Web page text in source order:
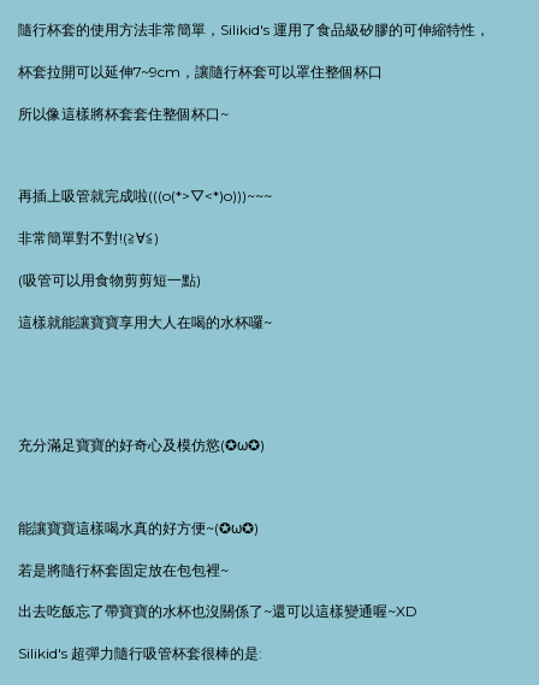
隨行杯套的使用方法非常簡單， Silikid's 運用了食品級矽膠的可伸縮特性，
杯套拉開可以延伸7~9cm ，讓隨行杯套可以罩住整個杯口
所以像這樣將杯套套住整個杯口 ~
再插上吸管就完成啦(((o(*>▽<*)o)))~~~
非常簡單對不對!(≧∀≦)
(吸管可以用食物剪剪短一點)
這樣就能讓寶寶享用大人在喝的水杯囉~
充分滿足寶寶的好奇心及模仿慾(✪ω✪)
能讓寶寶這樣喝水真的好方便~(✪ω✪)
若是將隨行杯套固定放在包包裡~
出去吃飯忘了帶寶寶的水杯也沒關係了 ~還可以這樣變通喔~XD
Silikid's 超彈力隨行吸管杯套很棒的是: